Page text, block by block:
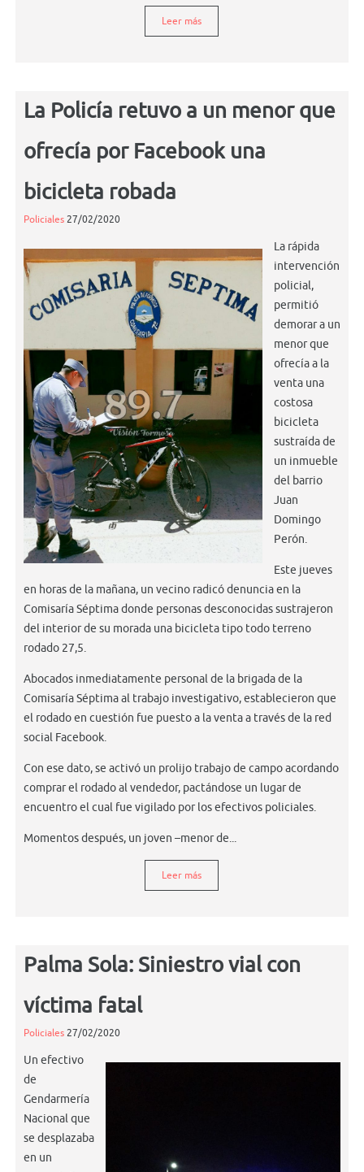
Leer más
La Policía retuvo a un menor que
ofrecía por Facebook una
bicicleta robada
Policiales27/02/2020
La rápida
intervención
policial,
permitió
demorar a un
menor que
ofrecía a la
venta una
costosa
bicicleta
sustraída de
un inmueble
del barrio
Juan
Domingo
Perón.
Este jueves
en horas de la mañana, un vecino radicó denuncia en la
Comisaría Séptima donde personas desconocidas sustrajeron
del interior de su morada una bicicleta tipo todo terreno
rodado 27,5.
Abocados inmediatamente personal de la brigada de la
Comisaría Séptima al trabajo investigativo, establecieron que
el rodado en cuestión fue puesto a la venta a través de la red
social Facebook.
Con ese dato, se activó un prolijo trabajo de campo acordando
comprar el rodado al vendedor, pactándose un lugar de
encuentro el cual fue vigilado por los efectivos policiales.
Momentos después, un joven –menor de...
Leer más
Palma Sola: Siniestro vial con
víctima fatal
Policiales27/02/2020
Un efectivo
de
Gendarmería
Nacional que
se desplazaba
en un